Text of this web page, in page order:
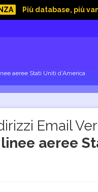
Più database, più
aeree Stati Uniti d’America
Email
aeree